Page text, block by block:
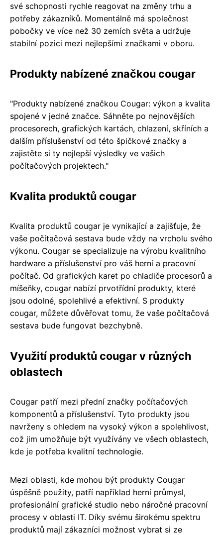
své schopnosti rychle reagovat na změny trhu a
potřeby zákazníků. Momentálně má společnost
pobočky ve více než 30 zemích světa a udržuje
stabilní pozici mezi nejlepšími značkami v oboru.
Produkty nabízené značkou cougar
"Produkty nabízené značkou Cougar: výkon a kvalita
spojené v jedné značce. Sáhněte po nejnovějších
procesorech, grafických kartách, chlazení, skříních a
dalším příslušenství od této špičkové značky a
zajistěte si ty nejlepší výsledky ve vašich
počítačových projektech."
Kvalita produktů cougar
Kvalita produktů cougar je vynikající a zajišťuje, že
vaše počítačová sestava bude vždy na vrcholu svého
výkonu. Cougar se specializuje na výrobu kvalitního
hardware a příslušenství pro váš herní a pracovní
počítač. Od grafických karet po chladiče procesorů a
míšeňky, cougar nabízí prvotřídní produkty, které
jsou odolné, spolehlivé a efektivní. S produkty
cougar, můžete důvěřovat tomu, že vaše počítačová
sestava bude fungovat bezchybně.
Využití produktů cougar v různých
oblastech
Cougar patří mezi přední značky počítačových
komponentů a příslušenství. Tyto produkty jsou
navrženy s ohledem na vysoký výkon a spolehlivost,
což jim umožňuje být využívány ve všech oblastech,
kde je potřeba kvalitní technologie.
Mezi oblasti, kde mohou být produkty Cougar
úspěšně použity, patří například herní průmysl,
profesionální grafické studio nebo náročné pracovní
procesy v oblasti IT. Díky svému širokému spektru
produktů mají zákazníci možnost vybrat si ze